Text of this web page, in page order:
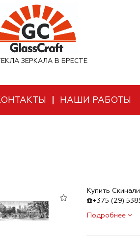
ЗЕРКАЛА В БРЕСТЕ
НАШИ РАБОТЫ
Купить
☎️+375 (29)
Подробнее